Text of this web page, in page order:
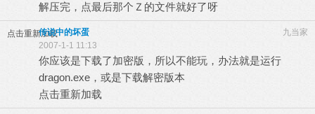
解压完，点最后那个Ｚ的文件就好了呀
点击重新加载 九当家
传说中的坏蛋
2007-1-1 11:13
你应该是下载了加密版，所以不能玩，办法就是运行
dragon.exe，或是下载解密版本
点击重新加载